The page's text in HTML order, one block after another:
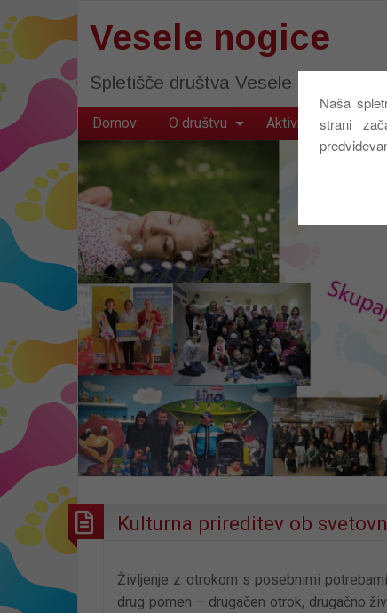
Naša
strani
Vesele nogice
Spletišče društva Vesele nogice
Domov O društvu Aktivnosti društva
Kulturna prireditev ob
Življenje z otrokom s posebnimi
drug pomen – drugačen otrok, drugačno